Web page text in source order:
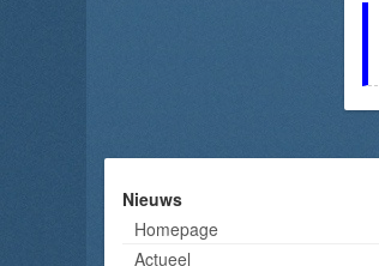
Nieuws
Homepage
Actueel